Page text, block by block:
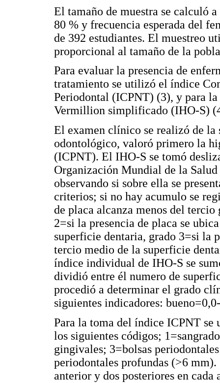
El tamaño de muestra se calculó
80 % y frecuencia esperada del
de 392 estudiantes. El muestreo
proporcional al tamaño de la
Para evaluar la presencia de
tratamiento se utilizó el índice
Periodontal (ICPNT) (3), y para
Vermillion simplificado (IHO-S)
El examen clínico se realizó de
odontológico, valoró primero la
(ICPNT). El IHO-S se tomó
Organización Mundial de la
observando si sobre ella se
criterios; si no hay acumulo se
de placa alcanza menos del
2=si la presencia de placa se
superficie dentaria, grado 3=si la
tercio medio de la superficie
índice individual de IHO-S se
dividió entre él numero de
procedió a determinar el grado
siguientes indicadores:
Para la toma del índice ICPNT
los siguientes códigos;
gingivales; 3=bolsas
periodontales profundas (>6
anterior y dos posteriores en cada